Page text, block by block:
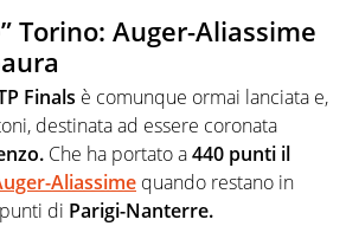
Torino: Auger-Aliassime
Finals è comunque ormai lanciata e,
destinata ad essere coronata
Che ha portato a440 punti il
Aliassime quando restano in
di Parigi-Nanterre.